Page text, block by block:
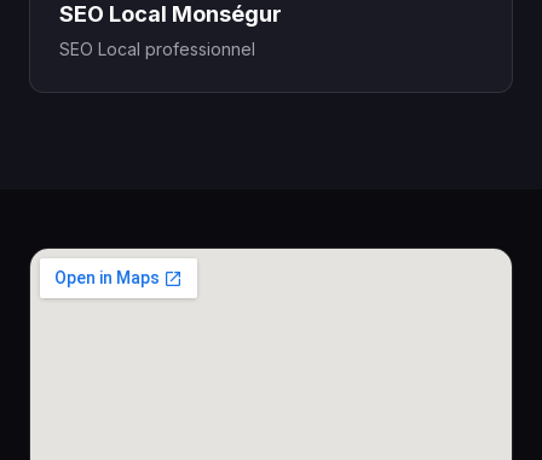
SEO Local Monségur
SEO Local professionnel